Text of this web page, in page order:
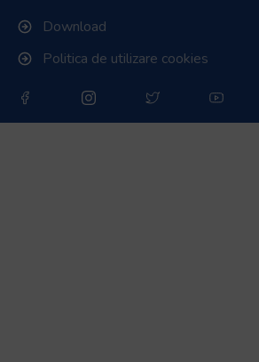
Download
Politica de utilizare cookies